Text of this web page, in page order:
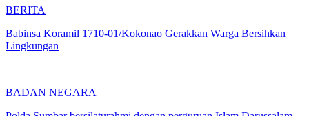
BERITA
Babinsa Koramil 1710-01/Kokonao Gerakkan Warga Bersihkan
Lingkungan
BADAN NEGARA